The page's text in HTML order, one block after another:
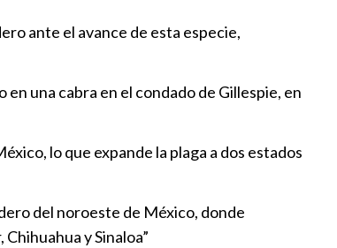
de gusano barrenador
para contener
ante el avance de esta especie,
una cabra en el condado de Gillespie, en
lo que expande la plaga a dos estados
del noroeste de México, donde
y Sinaloa”